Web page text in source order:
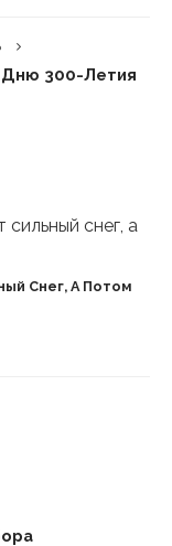
300-Летия
Снег, А Потом